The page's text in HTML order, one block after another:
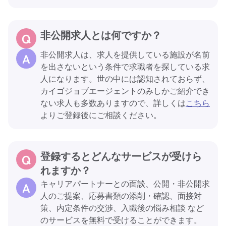
非公開求人とは何ですか？
非公開求人は、求人を提供している施設が名前
を出さないという条件で求職者を探している求
人になります。世の中には認知されておらず、
カイゴジョブエージェントのみしかご紹介でき
ない求人も多数ありますので、詳しくはこちら
よりご登録後にご相談ください。
登録するとどんなサービスが受けら
れますか？
キャリアパートナーとの面談、公開・非公開求
人のご提案、応募書類の添削・確認、面接対
策、内定条件の交渉、入職後の悩み相談 など
のサービスを無料で受けることができます。